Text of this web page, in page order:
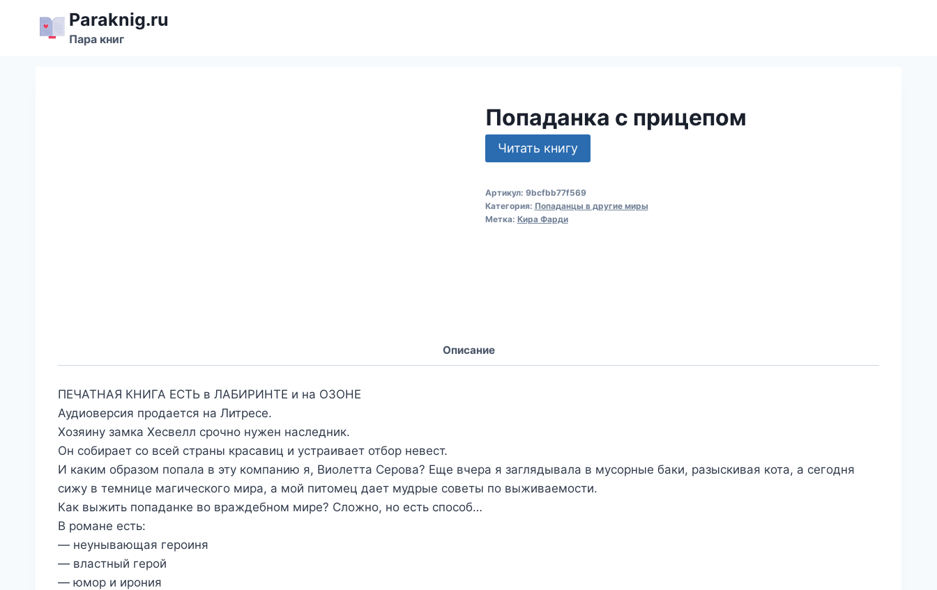
содержимому
Paraknig.ru
Пара книг
Попаданка с прицепом
Читать книгу
Артикул: 9bcfbb77f569
Категория: Попаданцы в другие миры
Метка: Кира Фарди
Описание
ПЕЧАТНАЯ КНИГА ЕСТЬ в ЛАБИРИНТЕ и на ОЗОНЕ
Аудиоверсия продается на Литресе.
Хозяину замка Хесвелл срочно нужен наследник.
Он собирает со всей страны красавиц и устраивает отбор невест.
И каким образом попала в эту компанию я, Виолетта Серова? Еще вчера я заглядывала в мусорные баки, разыскивая кота, а сегодня
сижу в темнице магического мира, а мой питомец дает мудрые советы по выживаемости.
Как выжить попаданке во враждебном мире? Сложно, но есть способ…
В романе есть:
— неунывающая героиня
— властный герой
— юмор и ирония